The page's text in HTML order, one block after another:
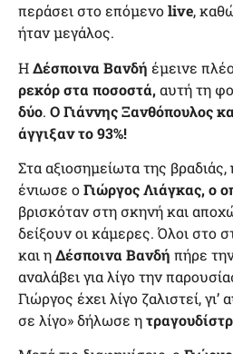
περάσει στο επόμενοlive,
ήταν μεγάλος.
ΗΔέσποινα Βανδή έμεινε
ρεκόρ στα ποσοστά,αυτή τη
δύο. Ο Γιάννης Ξανθόπουλος
άγγιξαν το 93%!
Στα αξιοσημείωτα της
ένιωσε οΓιώργος Λιάγκας, ο
βρισκόταν στη σκηνή και
δείξουν οι κάμερες. Όλοι στο
και ηΔέσποινα Βανδή πήρε
αναλάβει για λίγο την
Γιώργος έχει λίγο ζαλιστεί,
σε λίγο» δήλωσε η